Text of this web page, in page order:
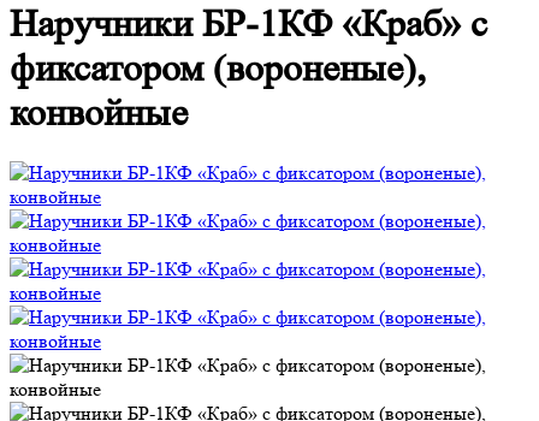
Наручники БР-1КФ «Краб» с
фиксатором (вороненые),
конвойные